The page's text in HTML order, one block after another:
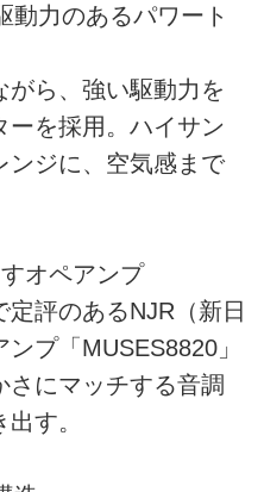
動力のあるパワート
ら、強い駆動力を
ーを採用。ハイサン
ンジに、空気感まで
オペアンプ
評のあるNJR（新日
プ「MUSES8820」
さにマッチする音調
す。